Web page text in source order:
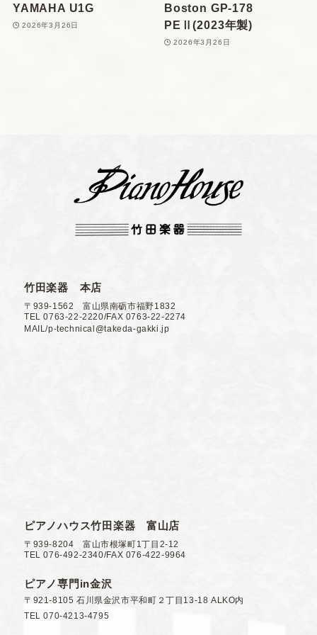
YAMAHA U1G
2026年3月26日
Boston GP-178
PEⅡ(2023年製)
2026年3月26日
竹田楽器 本店
〒939-1562 富山県南砺市福野1832
TEL 0763-22-2220/FAX 0763-22-2274
MAIL/p-technical@takeda-gakki.jp
ピアノハウス竹田楽器 富山店
〒939-8204 富山市根塚町1丁目2-12
TEL 076-492-2340/FAX 076-422-9964
ピアノ専門in金沢
〒921-8105 石川県金沢市平和町２丁目13-18 ALKO内
TEL 070-4213-4795